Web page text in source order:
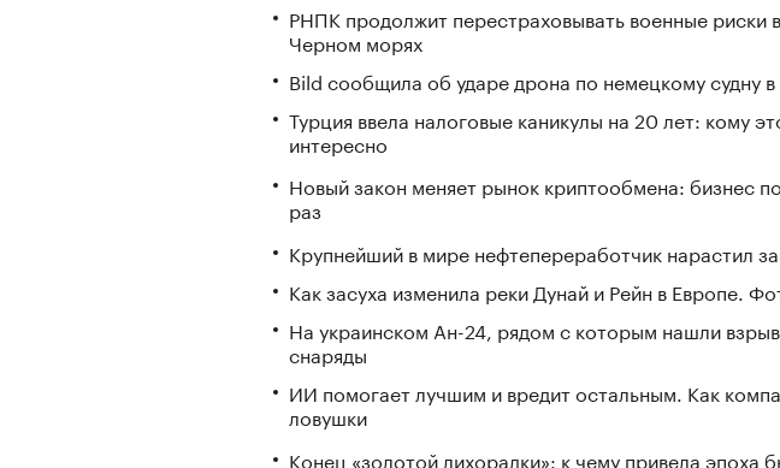
РНПК продолжит перестраховывать военные риски
Черном морях
Bild сообщила об ударе дрона по немецкому судну
Турция ввела налоговые каникулы на 20 лет: кому
интересно
Новый закон меняет рынок криптообмена: бизнес
раз
Крупнейший в мире нефтепереработчик нарастил
Как засуха изменила реки Дунай и Рейн в Европе.
На украинском Ан-24, рядом с которым нашли
снаряды
ИИ помогает лучшим и вредит остальным. Как
ловушки
Конец «золотой лихорадки»: к чему привела эпоха